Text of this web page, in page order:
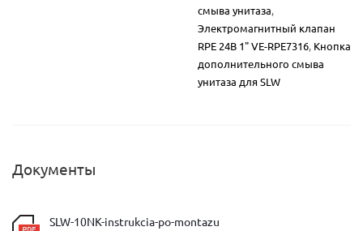
смыва унитаза,
Электромагнитный клапан
RPE 24В 1" VE-RPE7316, Кнопка
дополнительного смыва
унитаза для SLW
Документы
SLW-10NK-instrukcia-po-montazu